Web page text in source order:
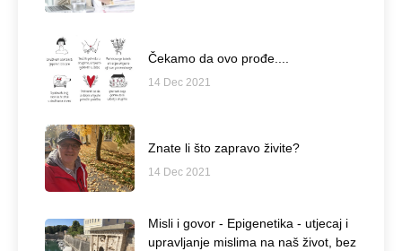
Čekamo da ovo prođe....
14 Dec 2021
Znate li što zapravo živite?
14 Dec 2021
Misli i govor - Epigenetika - utjecaj i
upravljanje mislima na naš život, bez